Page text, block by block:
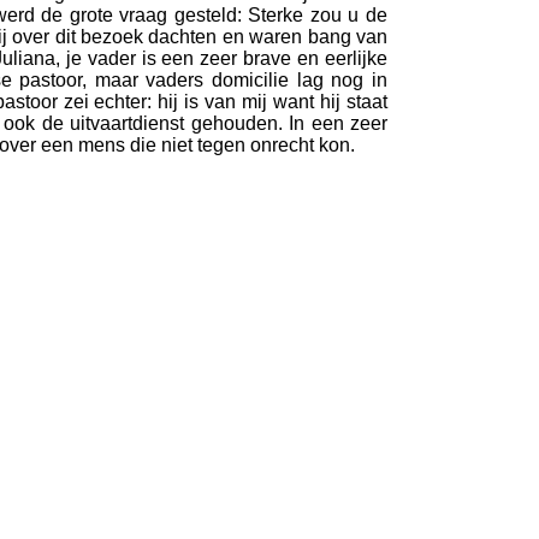
de grote vraag gesteld: Sterke zou u de
dit bezoek dachten en waren bang van
je vader is een zeer brave en eerlijke
pastoor, maar vaders domicilie lag nog in
zei echter: hij is van mij want hij staat
de uitvaartdienst gehouden. In een zeer
een mens die niet tegen onrecht kon.